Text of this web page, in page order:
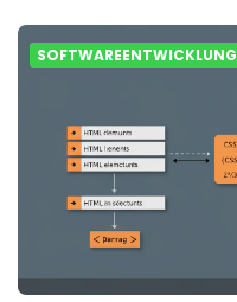
SOFTWAREENTWICKLUNG